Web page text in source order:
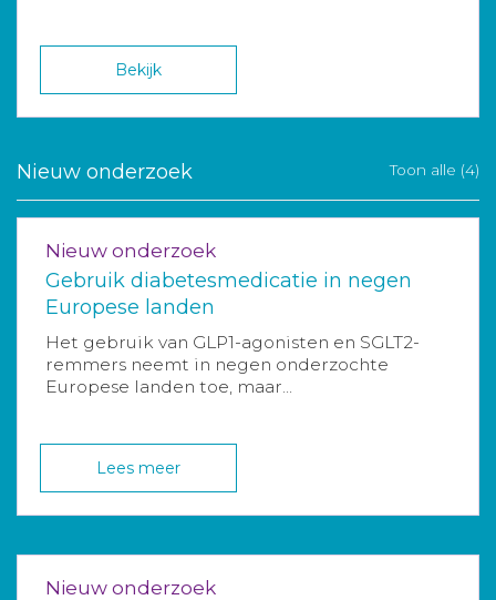
Bekijk
Nieuw onderzoek Toon alle (4)
Nieuw onderzoek
Gebruik diabetesmedicatie in negen
Europese landen
Het gebruik van GLP1-agonisten en SGLT2-
remmers neemt in negen onderzochte
Europese landen toe, maar...
Lees meer
Nieuw onderzoek